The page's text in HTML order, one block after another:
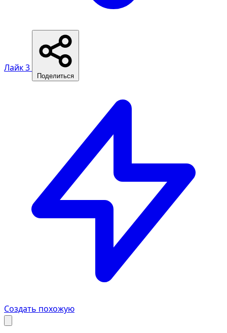
Лайк3
Поделиться
Создать похожую